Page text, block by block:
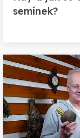
semínek?